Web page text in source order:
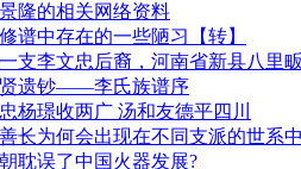
隆的相关网络资料
谱中存在的一些陋习【转】
支李文忠后裔，河南省新县八里
遗钞——李氏族谱序
杨璟收两广 汤和友德平四川
长为何会出现在不同支派的世
耽误了中国火器发展?